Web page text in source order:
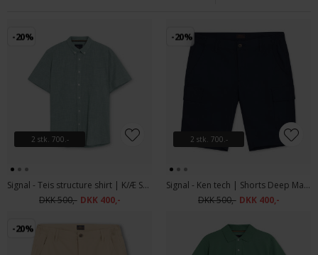
-20%
2 stk. 700.-
Signal - Teis structure shirt | K/Æ Skjorte Green Ivy
DKK 500,- DKK 400,-
-20%
2 stk. 700.-
Signal - Ken tech | Shorts Deep Marine
DKK 500,- DKK 400,-
-20%